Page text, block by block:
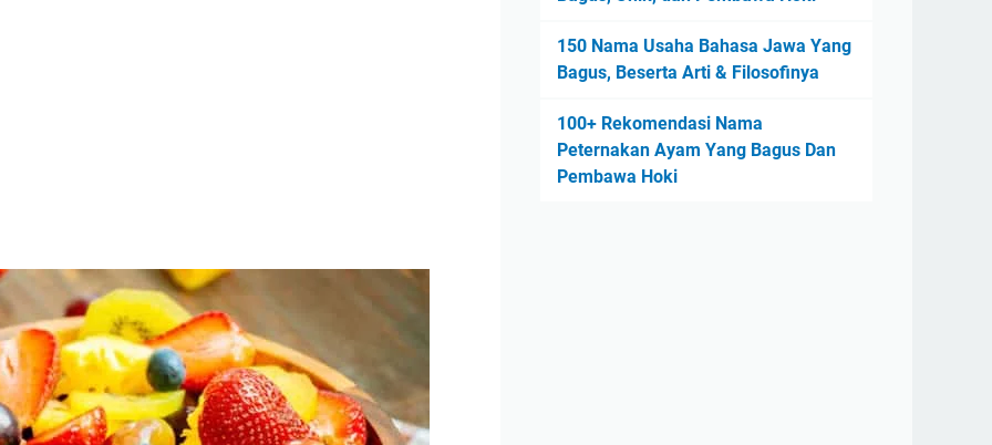
150 Nama Usaha Bahasa Jawa Yang
Bagus, Beserta Arti & Filosofinya
100+ Rekomendasi Nama
Peternakan Ayam Yang Bagus Dan
Pembawa Hoki